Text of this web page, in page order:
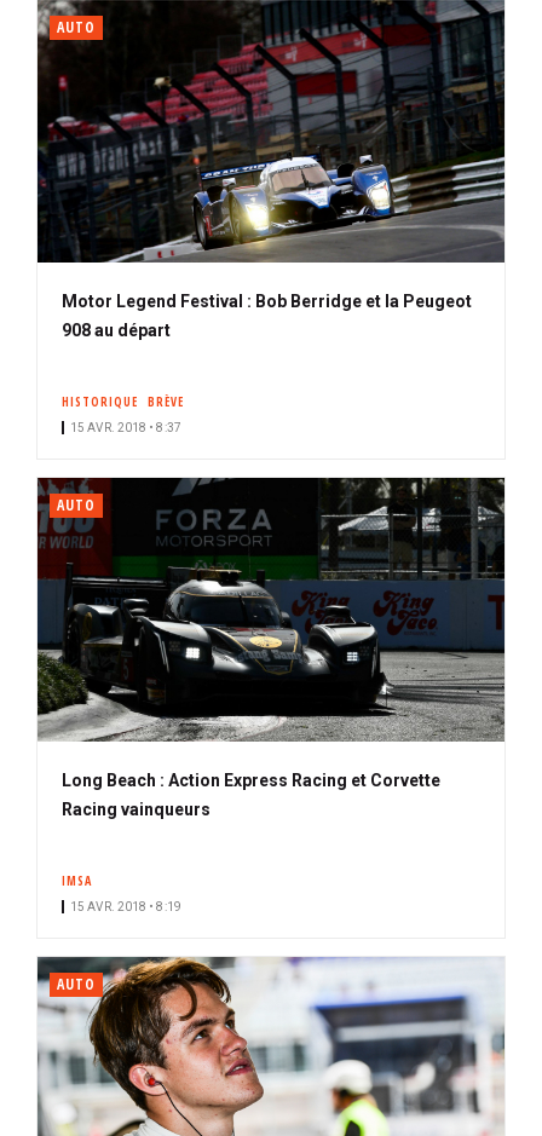
AUTO
Motor Legend Festival : Bob Berridge et la Peugeot
908 au départ
HISTORIQUE BRÈVE
15 AVR. 2018 • 8:37
AUTO
Long Beach : Action Express Racing et Corvette
Racing vainqueurs
IMSA
15 AVR. 2018 • 8:19
AUTO